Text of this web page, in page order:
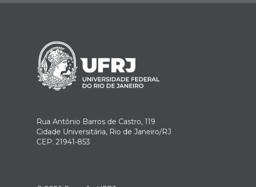
Rua Antônio Barros de Castro, 119
Cidade Universitária, Rio de Janeiro/RJ
CEP: 21941-853